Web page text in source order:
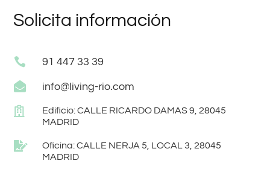
Solicita información
 91 447 33 39
 info@living-rio.com

Edificio: CALLE RICARDO DAMAS 9, 28045
MADRID

Oficina: CALLE NERJA 5, LOCAL 3, 28045
MADRID